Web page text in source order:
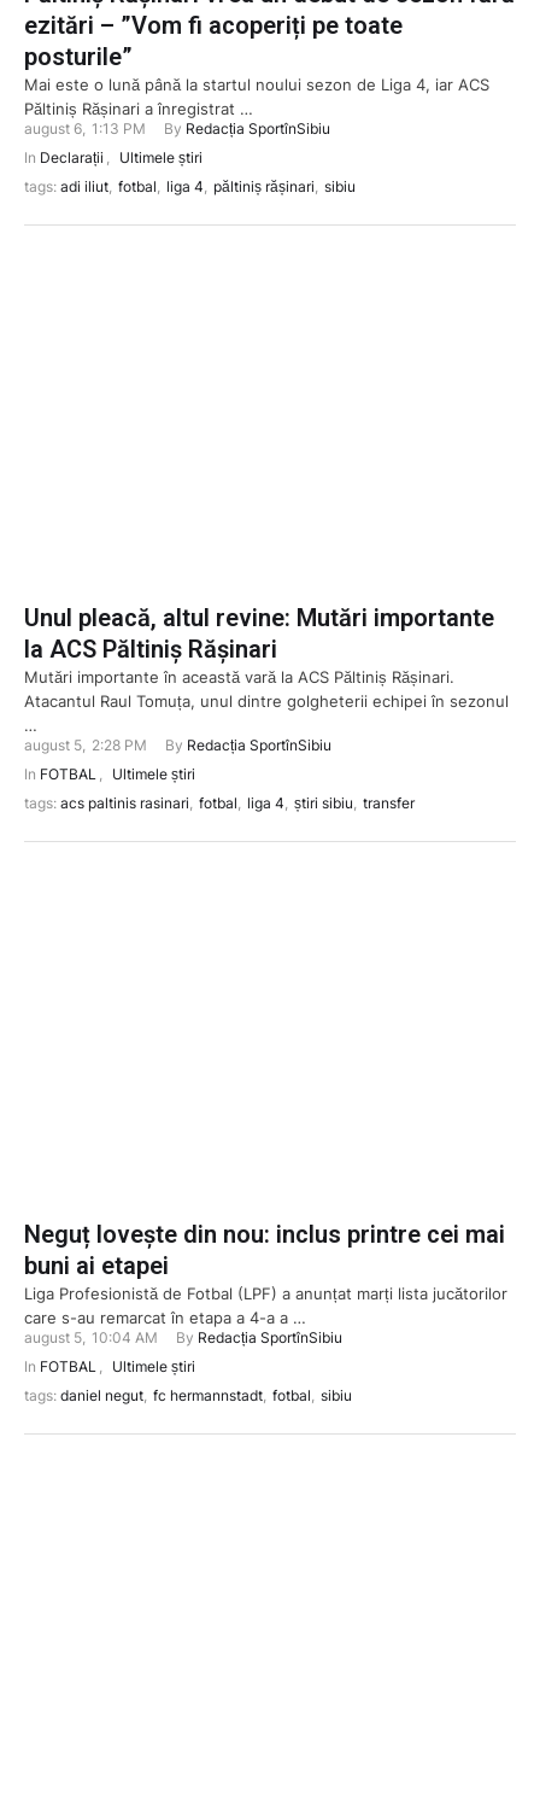
ezitări – ”Vom fi acoperiți pe toate
posturile”
Mai este o lună până la startul noului sezon de Liga 4, iar ACS
Păltiniș Rășinari a înregistrat …
august 6, 1:13 PM By Redacția SportînSibiu
In Declarații , Ultimele știri
tags: adi iliut, fotbal, liga 4, păltiniș rășinari, sibiu
Unul pleacă, altul revine: Mutări importante
la ACS Păltiniș Rășinari
Mutări importante în această vară la ACS Păltiniș Rășinari.
Atacantul Raul Tomuța, unul dintre golgheterii echipei în sezonul
…
august 5, 2:28 PM By Redacția SportînSibiu
In FOTBAL , Ultimele știri
tags: acs paltinis rasinari, fotbal, liga 4, știri sibiu, transfer
Neguț lovește din nou: inclus printre cei mai
buni ai etapei
Liga Profesionistă de Fotbal (LPF) a anunțat marți lista jucătorilor
care s-au remarcat în etapa a 4-a a …
august 5, 10:04 AM By Redacția SportînSibiu
In FOTBAL , Ultimele știri
tags: daniel negut, fc hermannstadt, fotbal, sibiu